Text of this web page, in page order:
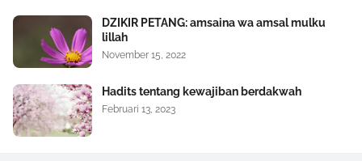
DZIKIR PETANG: amsaina wa amsal mulku
lillah
November 15, 2022
Hadits tentang kewajiban berdakwah
Februari 13, 2023